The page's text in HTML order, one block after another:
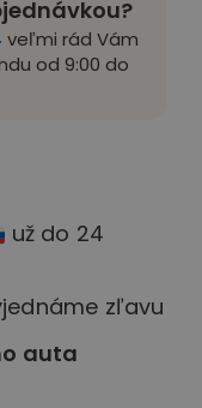
veľmi rád Vám
od 9:00 do
už do 24
zľavu
auta